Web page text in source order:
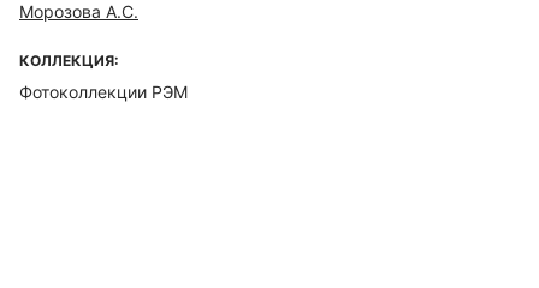
Морозова А.С.
КОЛЛЕКЦИЯ:
Фотоколлекции РЭМ